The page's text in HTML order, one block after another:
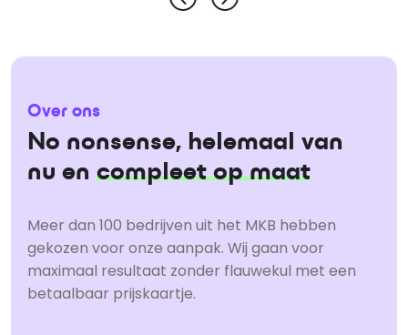
Over ons
No nonsense, helemaal van
nu en compleet op maat
Meer dan 100 bedrijven uit het MKB hebben
gekozen voor onze aanpak. Wij gaan voor
maximaal resultaat zonder flauwekul met een
betaalbaar prijskaartje.